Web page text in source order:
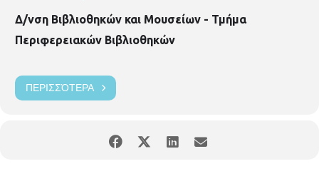
Δ/νση Βιβλιοθηκών και Μουσείων - Τμήμα
Περιφερειακών Βιβλιοθηκών
ΠΕΡΙΣΣΌΤΕΡΑ